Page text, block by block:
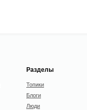
Разделы
Топики
Блоги
Люди